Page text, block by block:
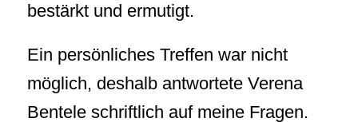
bestärkt und ermutigt.
Ein persönliches Treffen war nicht
möglich, deshalb antwortete Verena
Bentele schriftlich auf meine Fragen.